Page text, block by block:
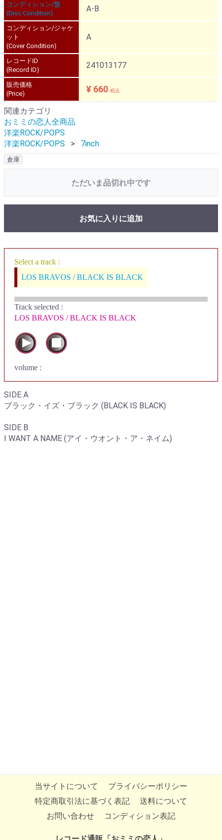
コンディション/盤
(Disc Condition)
A-B
コンディション/ジャケ
ット
(Cover Condition)
A
レコードID
(Record ID)
241013177
販売価格
(Price)
¥ 660 税込
関連カテゴリ
おミミの恋人全商品
洋楽ROCK/POPS
洋楽ROCK/POPS
7inch
倉庫
ただいま品切れ中です
お気に入りに追加
Select a track :
LOS BRAVOS / BLACK IS BLACK
Track selected :
LOS BRAVOS / BLACK IS BLACK
volume :
SIDE A
ブラック・イズ・ブラック (BLACK IS BLACK)
SIDE B
I WANT A NAME (アイ・ウオント・ア・ネイム)
当サイトについて
プライバシーポリシー
特定商取引法に基づく表記
送料について
お問い合わせ
コンディション表記